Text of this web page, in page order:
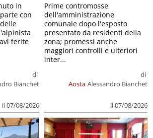
di
Bianchet
il 07/08/2026
in
con
ferite
Aosta
di
Alessandro Bianchet
il 07/08/2026
Prime contromosse
dell'amministrazione
comunale dopo l'esposto
presentato da residenti della
zona; promessi anche
maggiori controlli e ulteriori
inter...